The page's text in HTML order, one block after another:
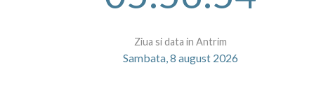
Ziua si data in Antrim
Sambata, 8 august 2026